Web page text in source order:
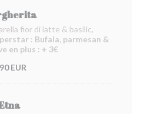
fior di latte & basilic,
: Bufala, parmesan &
en plus : + 3€
EUR